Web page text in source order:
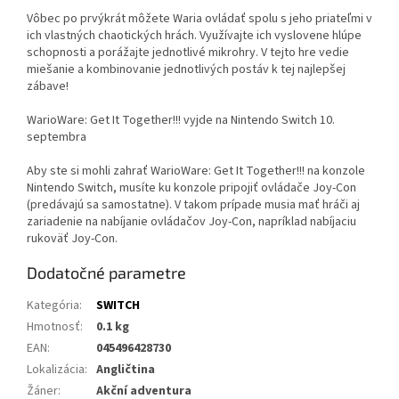
Vôbec po prvýkrát môžete Waria ovládať spolu s jeho priateľmi v
ich vlastných chaotických hrách. Využívajte ich vyslovene hlúpe
schopnosti a porážajte jednotlivé mikrohry. V tejto hre vedie
miešanie a kombinovanie jednotlivých postáv k tej najlepšej
zábave!
WarioWare: Get It Together!!! vyjde na Nintendo Switch 10.
septembra
Aby ste si mohli zahrať WarioWare: Get It Together!!! na konzole
Nintendo Switch, musíte ku konzole pripojiť ovládače Joy-Con
(predávajú sa samostatne). V takom prípade musia mať hráči aj
zariadenie na nabíjanie ovládačov Joy-Con, napríklad nabíjaciu
rukoväť Joy-Con.
Dodatočné parametre
Kategória:
SWITCH
Hmotnosť:
0.1 kg
EAN:
045496428730
Lokalizácia: Angličtina
Žáner: Akční adventura